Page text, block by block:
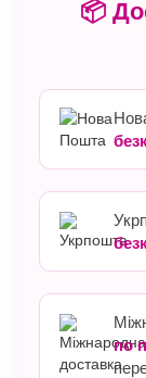
📦
по